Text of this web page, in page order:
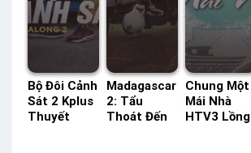
Bộ Đôi Cảnh
Sát 2 Kplus
Thuyết
Madagascar
2: Tẩu
Thoát Đến
Chung Một
Mái Nhà
HTV3 Lồng